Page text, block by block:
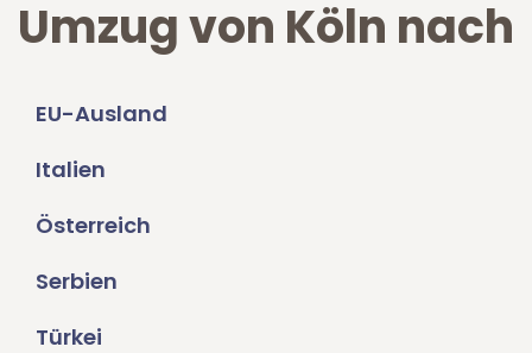
Umzug von Köln nach
EU-Ausland
Italien
Österreich
Serbien
Türkei